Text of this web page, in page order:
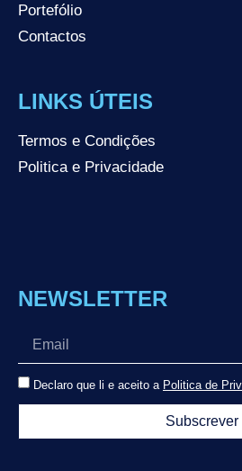
Portefólio
Contactos
LINKS ÚTEIS
Termos e Condições
Politica e Privacidade
NEWSLETTER
Declaro que li e aceito a Politica de
Subscrever